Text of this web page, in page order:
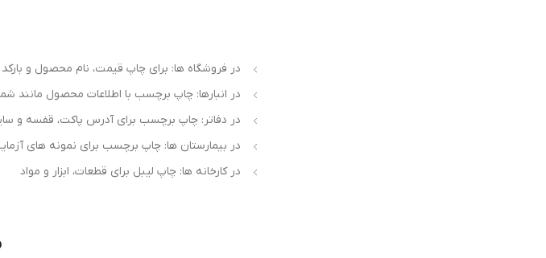
در فروشگاه ها: برای چاپ قیمت، نام محصول و
در انبارها: چاپ برچسب با اطلاعات محصول مانند
در دفاتر: چاپ برچسب برای آدرس پاکت، قفسه و
در بیمارستان ها: چاپ برچسب برای نمونه های
در کارخانه ها: چاپ لیبل برای قطعات، ابزار و مواد